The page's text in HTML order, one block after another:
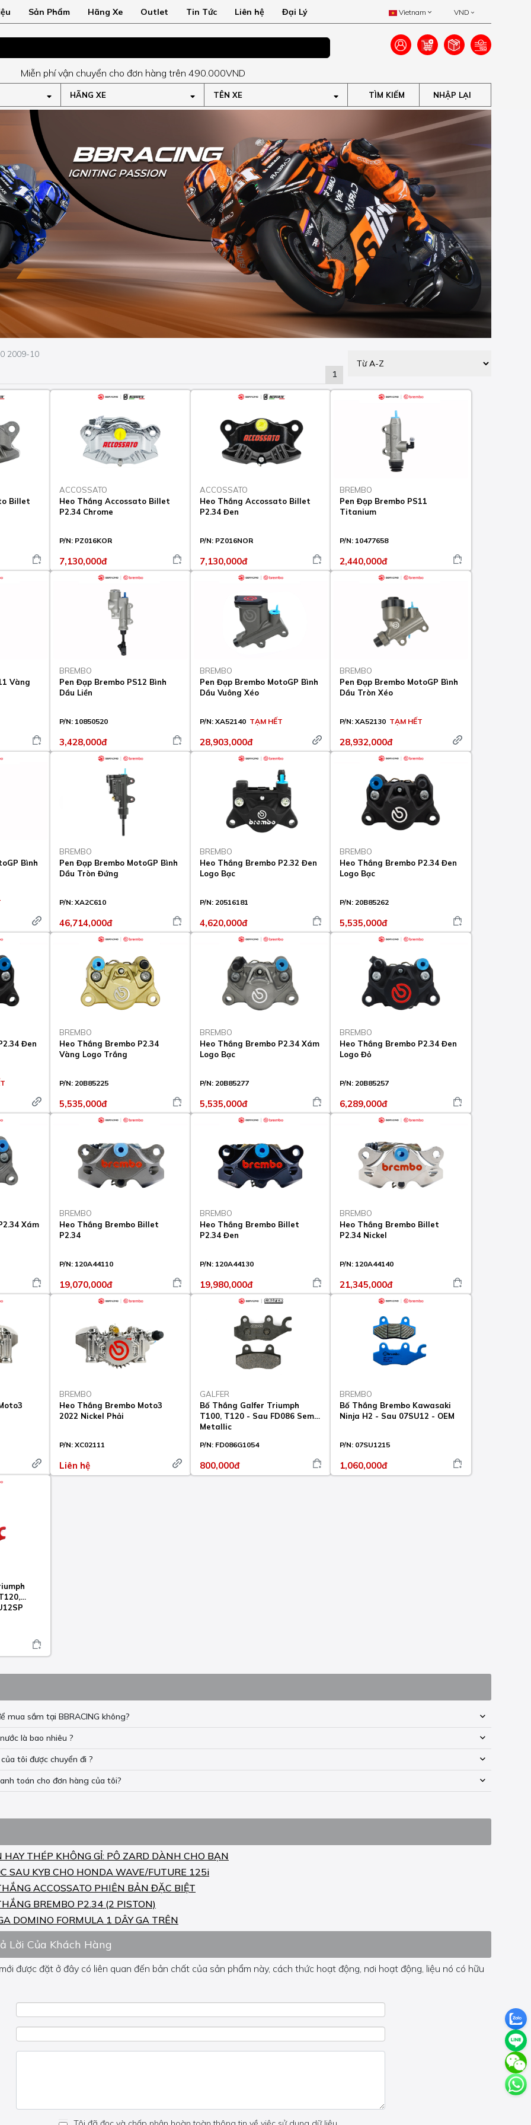
Sản Phẩm Hãng Xe Outlet Tin Tức Liên hệ Đại Lý Vietnam VND
Miễn phí vận chuyển cho đơn hàng trên 490.000VND
HÃNG XE TÊN XE TÌM KIẾM
2009-10
1
Billet
ACCOSSATO
Heo Thắng Accossato Billet
P2.34 Chrome
P/N: PZ016KOR
7,130,000đ
ACCOSSATO
Heo Thắng Accossato Billet
P2.34 Đen
P/N: PZ016NOR
7,130,000đ
BREMBO
Pen Đạp Brembo PS11
Titanium
P/N: 10477658
2,440,000đ
Vàng
BREMBO
Pen Đạp Brembo PS12 Bình
Dầu Liền
P/N: 10850520
3,428,000đ
BREMBO
Pen Đạp Brembo MotoGP Bình
Dầu Vuông Xéo
P/N: XA52140 TẠM HẾT
28,903,000đ
BREMBO
Pen Đạp Brembo MotoGP Bình
Dầu Tròn Xéo
P/N: XA52130 TẠM HẾT
28,932,000đ
Bình
BREMBO
Pen Đạp Brembo MotoGP Bình
Dầu Tròn Đứng
P/N: XA2C610
46,714,000đ
BREMBO
Heo Thắng Brembo P2.32 Đen
Logo Bạc
P/N: 20516181
4,620,000đ
BREMBO
Heo Thắng Brembo P2.34 Đen
Logo Bạc
P/N: 20B85262
5,535,000đ
Đen
BREMBO
Heo Thắng Brembo P2.34
Vàng Logo Trắng
P/N: 20B85225
5,535,000đ
BREMBO
Heo Thắng Brembo P2.34 Xám
Logo Bạc
P/N: 20B85277
5,535,000đ
BREMBO
Heo Thắng Brembo P2.34 Đen
Logo Đỏ
P/N: 20B85257
6,289,000đ
Xám
BREMBO
Heo Thắng Brembo Billet
P2.34
P/N: 120A44110
19,070,000đ
BREMBO
Heo Thắng Brembo Billet
P2.34 Đen
P/N: 120A44130
19,980,000đ
BREMBO
Heo Thắng Brembo Billet
P2.34 Nickel
P/N: 120A44140
21,345,000đ
BREMBO
Heo Thắng Brembo Moto3
2022 Nickel Phải
P/N: XC02111
Liên hệ
GALFER
Bố Thắng Galfer Triumph
T100, T120 - Sau FD086 Semi
Metallic
P/N: FD086G1054
800,000đ
BREMBO
Bố Thắng Brembo Kawasaki
Ninja H2 - Sau 07SU12 - OEM
P/N: 07SU1215
1,060,000đ
mua sắm tại BBRACING không?
là bao nhiêu ?
tôi được chuyển đi ?
toán cho đơn hàng của tôi?
HAY THÉP KHÔNG GỈ: PÔ ZARD DÀNH CHO BẠN
SAU KYB CHO HONDA WAVE/FUTURE 125i
ACCOSSATO PHIÊN BẢN ĐẶC BIỆT
BREMBO P2.34 (2 PISTON)
DOMINO FORMULA 1 DÂY GA TRÊN
Lời Của Khách Hàng
được đặt ở đây có liên quan đến bản chất của sản phẩm này, cách thức hoạt động, nơi hoạt động, liệu nó có hữu
phần khác, vui lòng không đặt câu hỏi của bạn ở đây mà bên trong trang đó.